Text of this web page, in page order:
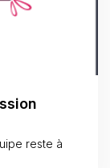
reste à